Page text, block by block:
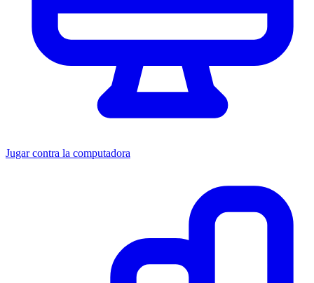
Jugar contra la computadora